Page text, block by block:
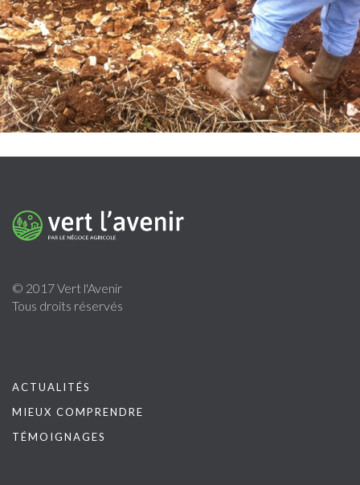
© 2017 Vert l'Avenir
Tous droits réservés
ACTUALITÉS
MIEUX COMPRENDRE
TÉMOIGNAGES